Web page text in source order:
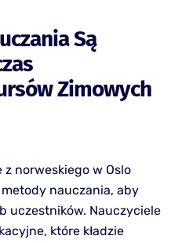
Są
Zimowych
norweskiego w Oslo
nauczania, aby
uczestników. Nauczyciele
które kładzie